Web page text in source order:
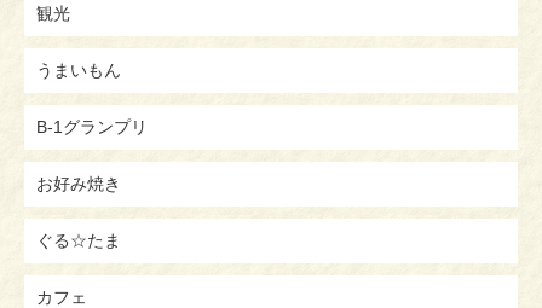
観光
うまいもん
B-1グランプリ
お好み焼き
ぐる☆たま
カフェ